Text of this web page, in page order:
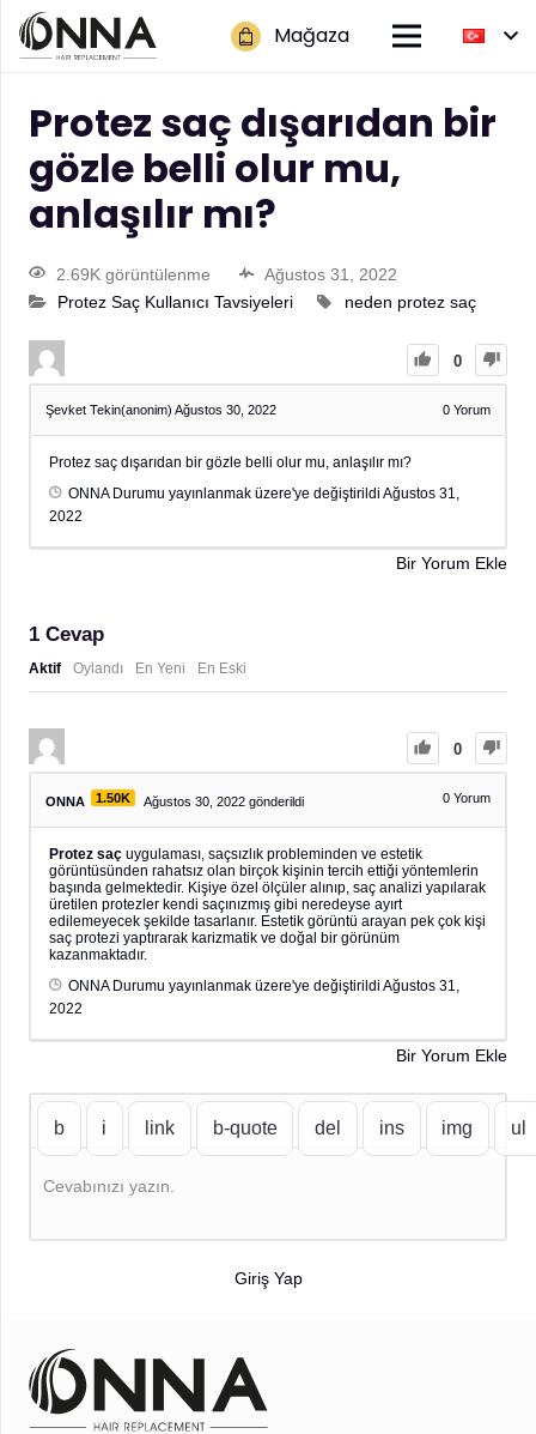
Mağaza
Protez saç dışarıdan bir
gözle belli olur mu,
anlaşılır mı?
2.69K görüntülenme
Ağustos 31, 2022
Protez Saç Kullanıcı Tavsiyeleri
neden protez saç
0
Şevket Tekin(anonim) Ağustos 30, 2022 0 Yorum
Protez saç dışarıdan bir gözle belli olur mu, anlaşılır mı?
ONNADurumu yayınlanmak üzere'ye değiştirildi Ağustos 31,
2022
Bir Yorum Ekle
1 Cevap
Aktif Oylandı En Yeni En Eski
0
ONNA 1.50K Ağustos 30, 2022 gönderildi 0 Yorum
Protez saç uygulaması, saçsızlık probleminden ve estetik
görüntüsünden rahatsız olan birçok kişinin tercih ettiği yöntemlerin
başında gelmektedir. Kişiye özel ölçüler alınıp, saç analizi yapılarak
üretilen protezler kendi saçınızmış gibi neredeyse ayırt
edilemeyecek şekilde tasarlanır. Estetik görüntü arayan pek çok kişi
saç protezi yaptırarak karizmatik ve doğal bir görünüm
kazanmaktadır.
ONNADurumu yayınlanmak üzere'ye değiştirildi Ağustos 31,
2022
Bir Yorum Ekle
Cevabınızı yazın.
Giriş Yap